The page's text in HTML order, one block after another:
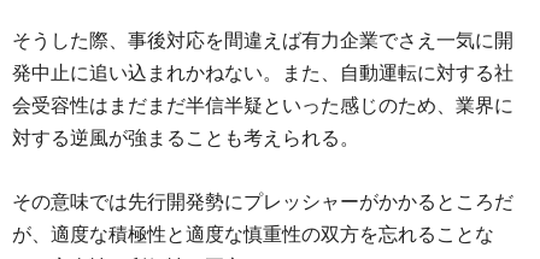
そうした際、事後対応を間違えば有力企業でさえ一気に開
発中止に追い込まれかねない。また、自動運転に対する社
会受容性はまだまだ半信半疑といった感じのため、業界に
対する逆風が強まることも考えられる。
その意味では先行開発勢にプレッシャーがかかるところだ
が、適度な積極性と適度な慎重性の双方を忘れることな